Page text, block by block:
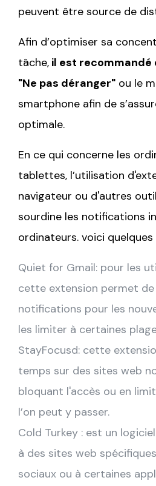
peuvent être source de
Afin d’optimiser sa
tâche, il est recommandé
"Ne pas déranger" ou le
smartphone afin de
optimale.
En ce qui concerne les
tablettes, l’utilisation
navigateur ou d'autres
sourdine les notifications
ordinateurs. voici quelques
Quiet for Gmail: pour les
cette extension permet
notifications pour les
les limiter à certaines
StayFocusd: cette
temps sur des sites web
bloquant l'accès ou en
l’on peut y passer.
Cold Turkey : est un
à des sites web
sociaux ou à certaines